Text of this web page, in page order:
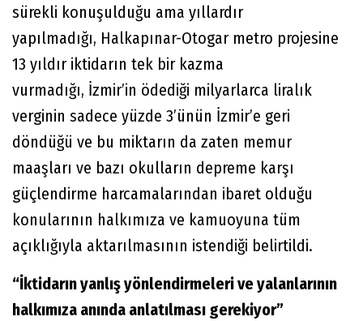
sürekli konuşulduğu ama yıllardır
yapılmadığı, Halkapınar-Otogar metro projesine
13 yıldır iktidarın tek bir kazma
vurmadığı, İzmir’in ödediği milyarlarca liralık
verginin sadece yüzde 3’ünün İzmir’e geri
döndüğü ve bu miktarın da zaten memur
maaşları ve bazı okulların depreme karşı
güçlendirme harcamalarından ibaret olduğu
konularının halkımıza ve kamuoyuna tüm
açıklığıyla aktarılmasının istendiği belirtildi.
“İktidarın yanlış yönlendirmeleri ve yalanlarının
halkımıza anında anlatılması gerekiyor”